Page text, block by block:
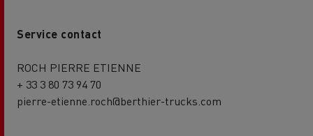
Service contact
ROCH PIERRE ETIENNE
+ 33 3 80 73 94 70
pierre-etienne.roch@berthier-trucks.com